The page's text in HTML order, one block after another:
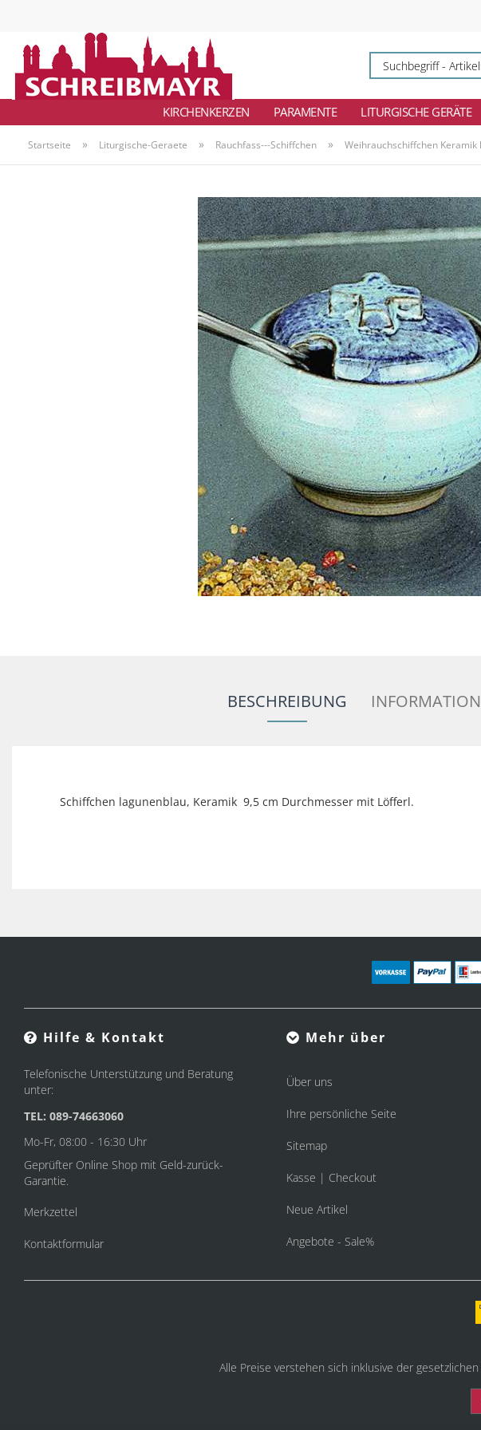
KIRCHENKERZEN PARAMENTE LITURGISCHE GERÄTE
Startseite » Liturgische-Geraete » Rauchfass---Schiffchen » Weihrauchschiffchen
BESCHREIBUNG
Schiffchen lagunenblau, Keramik 9,5 cm Durchmesser mit Löfferl.
Hilfe & Kontakt
Telefonische Unterstützung und Beratung
unter:
TEL: 089-74663060
Mo-Fr, 08:00 - 16:30 Uhr
Geprüfter Online Shop mit Geld-zurück-
Garantie.
Merkzettel
Kontaktformular
Mehr über
Über uns
Ihre persönliche Seite
Sitemap
Kasse | Checkout
Neue Artikel
Angebote - Sale%
Alle Preise verstehen sich inklusive der